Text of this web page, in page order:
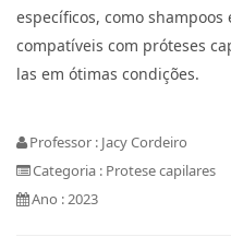
específicos, como
compatíveis com próteses
las em ótimas condições.
Professor : Jacy Cordeiro
Categoria : Protese capilares
Ano : 2023